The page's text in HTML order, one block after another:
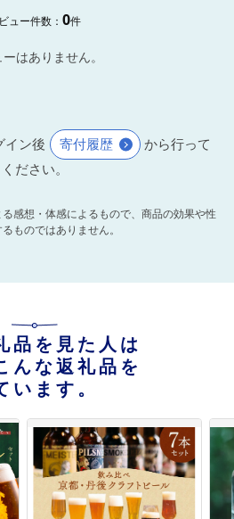
ュー件数：0件
ーはありません。
イン後 寄付履歴
から行って
ください。
感想・体感によるもので、商品の効果や性
ものではありません。
品を見た人は
んな返礼品を
います。